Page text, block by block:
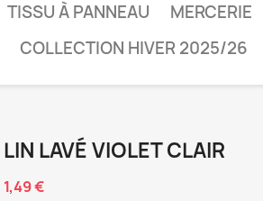
TISSU À PANNEAU MERCERIE
COLLECTION HIVER 2025/26
LIN LAVÉ VIOLET CLAIR
1,49 €